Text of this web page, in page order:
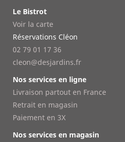
Le Bistrot
Voir la carte
Réservations Cléon
02 79 01 17 36
cleon@desjardins.fr
Nos services en ligne
Livraison partout en France
Retrait en magasin
Paiement en 3X
Nos services en magasin